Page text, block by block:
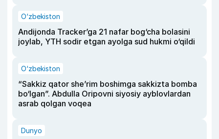
O‘zbekiston
Andijonda Tracker’ga 21 nafar bog‘cha bolasini
joylab, YTH sodir etgan ayolga sud hukmi o‘qildi
O‘zbekiston
“Sakkiz qator she’rim boshimga sakkizta bomba
bo‘lgan”. Abdulla Oripovni siyosiy ayblovlardan
asrab qolgan voqea
Dunyo